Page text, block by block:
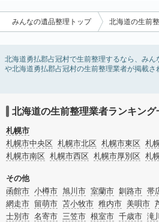
みんなの遺品整理トップ 北海道の生前
北海道勇払郡占冠村で生前整理するなら、み
や北海道勇払郡占冠村の生前整理業者が掲載
設入居に伴う不用品の処分・回収・引き取り
などのオプションサービスで絞り込み検索を利
またお役立ち情報も豊富なので終活でエンディ
頓・老前整理・生前整理のコツについてもチェ
北海道の生前整理業者ランキング
札幌市
札幌市中央区 札幌市北区 札幌市東区 札
札幌市南区 札幌市西区 札幌市厚別区 札
その他
函館市 小樽市 旭川市 室蘭市 釧路市 帯
網走市 留萌市 苫小牧市 稚内市 美唄市
士別市 名寄市 三笠市 根室市 千歳市 滝